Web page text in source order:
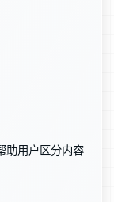
助用户区分内容